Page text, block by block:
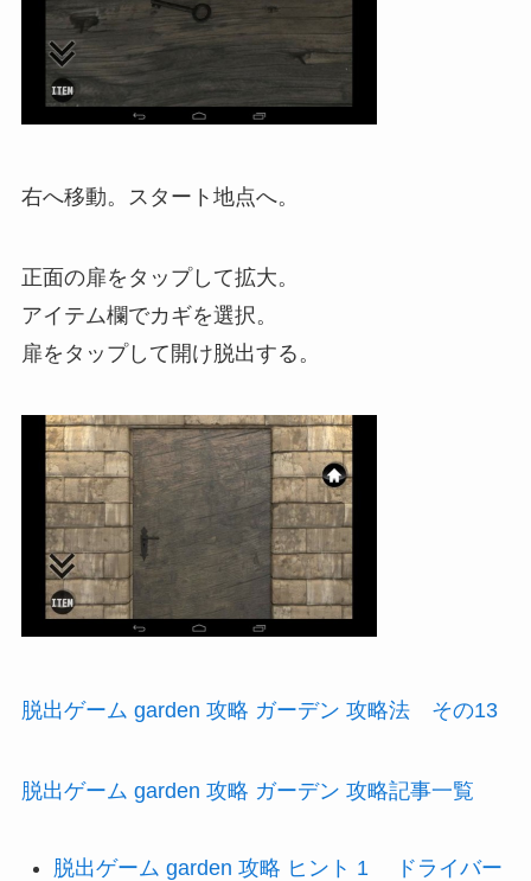
右へ移動。スタート地点へ。
正面の扉をタップして拡大。
アイテム欄でカギを選択。
扉をタップして開け脱出する。
脱出ゲーム garden 攻略 ガーデン 攻略法 その13
脱出ゲーム garden 攻略 ガーデン 攻略記事一覧
脱出ゲーム garden 攻略 ヒント 1 ドライバー